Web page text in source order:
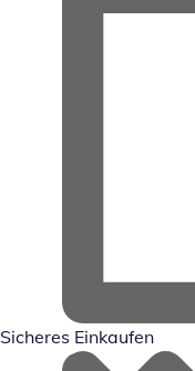
Sicheres Einkaufen